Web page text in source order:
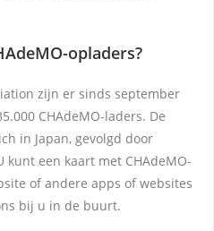
opladers?
zijn er sinds september
CHAdeMO-laders. De
in Japan, gevolgd door
kunt een kaart met CHAdeMO-
of andere apps of websites
bij u in de buurt.